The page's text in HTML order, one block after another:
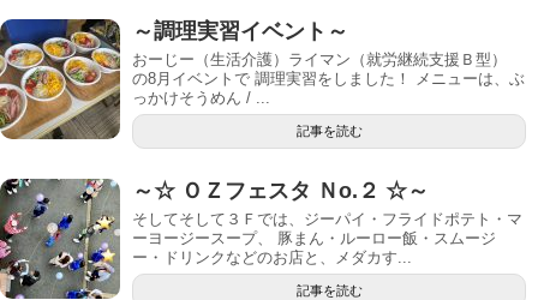
～調理実習イベント～
おーじー（生活介護）ライマン（就労継続支援Ｂ型）
の8月イベントで 調理実習をしました！ メニューは、ぶ
っかけそうめん / ...
記事を読む
～☆ ＯＺフェスタ Ｎo.２ ☆～
そしてそして３Ｆでは、ジーパイ・フライドポテト・マ
ーヨージースープ、 豚まん・ルーロー飯・スムージ
ー・ドリンクなどのお店と、メダカす...
記事を読む